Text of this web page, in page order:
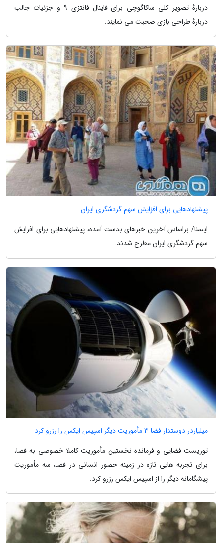
دربارهٔ تصویر کلی ساکاگوچی برای فاینال فانتزی 9 و جزئیات جالب
دربارهٔ طراحی بازی صحبت می نمایند.
پیشنهادهایی برای افزایش سهم گردشگری ایران
ایسنا/ براساس آخرین خبرهای بدست آمده، پیشنهادهایی برای افزایش
سهم گردشگری ایران مطرح شدند.
میلیاردر دوستدار فضا 3 مأموریت دیگر اسپیس ایکس را رزرو کرد
توریست فضایی و فرمانده نخستین مأموریت کاملا خصوصی به فضا،
برای تجربه هایی تازه در زمینه حضور انسانی در فضا، سه مأموریت
پیشگامانه دیگر را از اسپیس ایکس رزرو کرد.